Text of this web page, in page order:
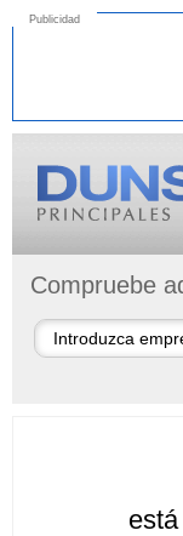
Publicidad
Compruebe